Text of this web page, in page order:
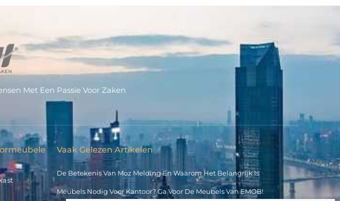
Met Een Passie Voor Zaken
Vaak Gelezen Artikelen
De Betekenis Van Moz Melding En Waarom Het Belangrijk Is
Meubels Nodig Voor Kantoor? Ga Voor De Meubels Van EMOB!